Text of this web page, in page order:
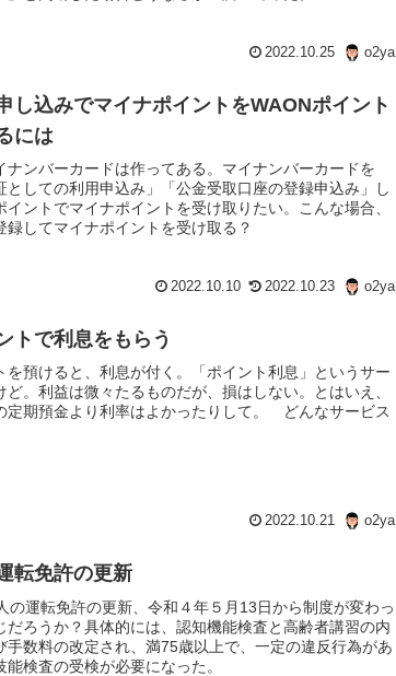
2022.10.25 o2ya
し込みでマイナポイントをWAONポイント
には
ナンバーカードは作ってある。マイナンバーカードを
としての利用申込み」「公金受取口座の登録申込み」し
イントでマイナポイントを受け取りたい。こんな場合、
録してマイナポイントを受け取る？
2022.10.10 2022.10.23 o2ya
トで利息をもらう
を預けると、利息が付く。「ポイント利息」というサー
ど。利益は微々たるものだが、損はしない。とはいえ、
定期預金より利率はよかったりして。 どんなサービス
2022.10.21 o2ya
転免許の更新
の運転免許の更新、令和４年５月13日から制度が変わっ
だろうか？具体的には、認知機能検査と高齢者講習の内
手数料の改定され、満75歳以上で、一定の違反行為があ
能検査の受検が必要になった。